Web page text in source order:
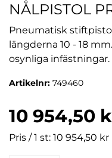
NÅLPISTOL
Pneumatisk
längderna 10 - 18
osynliga infästningar.
Artikelnr: 749460
10 954,50
Pris / 1 st: 10 954,50 kr